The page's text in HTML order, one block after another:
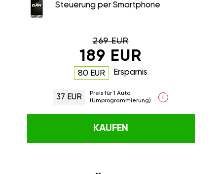
Steuerung per Smartphone
269 EUR
189 EUR
80 EUR Ersparnis
37 EUR
Preis für 1 Auto
(Umprogrammierung)
i
KAUFEN